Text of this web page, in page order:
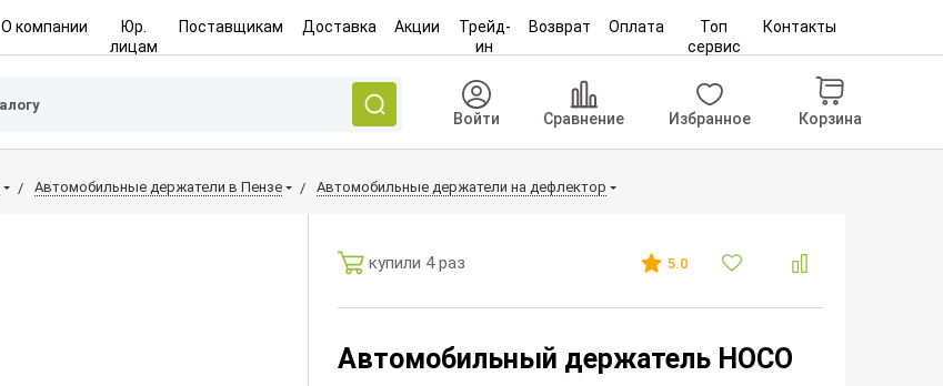
О компании
Юр.
лицам
Поставщикам Доставка Акции
Трейд-
ин
Возврат Оплата
Топ
сервис
Контакты
Войти Сравнение Избранное Корзина
Автомобильные держатели в Пензе Автомобильные держатели на дефлектор
купили 4 раз 5.0
Автомобильный держатель HOCO